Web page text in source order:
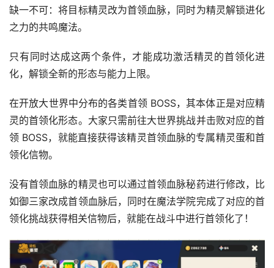
缺一不可：将目标精灵改为首领血脉，同时为精灵解锁进化
之力的共鸣魔法。
只有同时达成这两个条件，才能成功激活精灵的首领化进
化，解锁全新的形态与能力上限。
在开放大世界中分布的各类首领 BOSS，其本体正是对应精
灵的首领化形态。大家只需前往大世界挑战并击败对应的首
领 BOSS，就能直接获得该精灵首领血脉的专属精灵蛋和首
领化信物。
没有首领血脉的精灵也可以通过首领血脉秘药进行修改，比
如御三家改成首领血脉后，同时在魔法学院完成了对应的首
领化挑战获得相关信物后，就能在战斗中进行首领化了！